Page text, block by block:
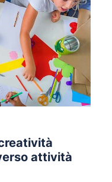
attività